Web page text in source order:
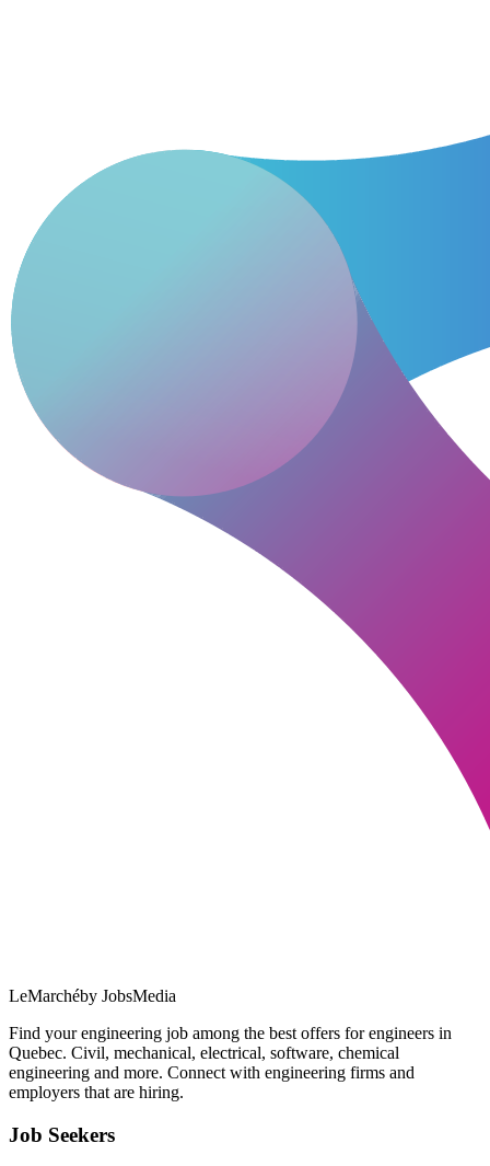
LeMarchéby JobsMedia
Find your engineering job among the best offers for engineers in
Quebec. Civil, mechanical, electrical, software, chemical
engineering and more. Connect with engineering firms and
employers that are hiring.
Job Seekers